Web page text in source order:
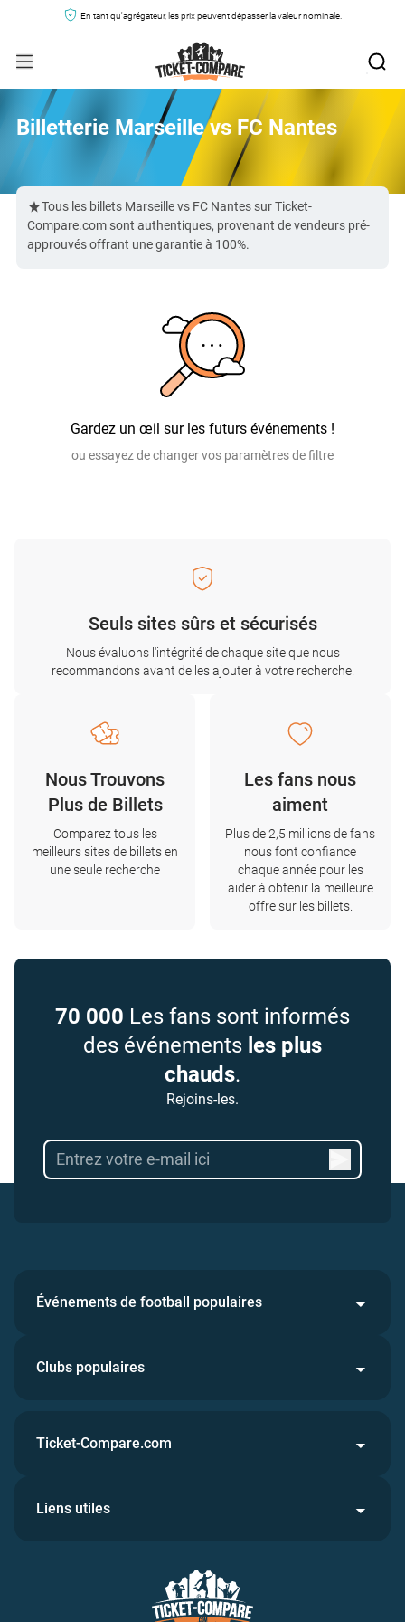
En tant qu'agrégateur, les prix peuvent dépasser la valeur nominale.
Billetterie Marseille vs FC Nantes
Tous les billets Marseille vs FC Nantes sur Ticket-
Compare.com sont authentiques, provenant de vendeurs pré-
approuvés offrant une garantie à 100%.
Gardez un œil sur les futurs événements !
ou essayez de changer vos paramètres de filtre
Seuls sites sûrs et sécurisés
Nous évaluons l'intégrité de chaque site que nous
recommandons avant de les ajouter à votre recherche.
Nous Trouvons
Plus de Billets
Comparez tous les
meilleurs sites de billets en
une seule recherche
Les fans nous
aiment
Plus de 2,5 millions de fans
nous font confiance
chaque année pour les
aider à obtenir la meilleure
offre sur les billets.
70 000 Les fans sont informés
des événements les plus
chauds.
Rejoins-les.
Événements de football populaires
Clubs populaires
Ticket-Compare.com
Liens utiles